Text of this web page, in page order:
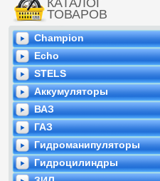
КАТАЛОГ
ТОВАРОВ
Champion
Echo
STELS
Аккумуляторы
ВАЗ
ГАЗ
Гидроманипуляторы
Гидроцилиндры